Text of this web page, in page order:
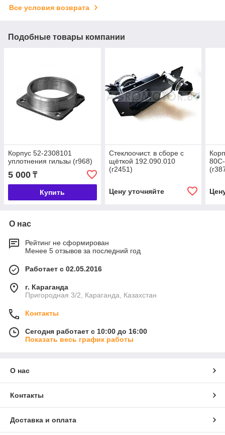
Все условия возврата
Подобные товары компании
Корпус 52-2308101
уплотнения гильзы (г968)
5 000 ₸
Купить
Стеклоочист. в сборе с
щёткой 192.090.010
(г2451)
Цену уточняйте
О нас
Рейтинг не сформирован
Менее 5 отзывов за последний год
Работает с 02.05.2016
г. Караганда
Пригородная 3/2, Караганда, Казахстан
Контакты
Сегодня работает с 10:00 до 16:00
Показать весь график работы
О нас
Контакты
Доставка и оплата